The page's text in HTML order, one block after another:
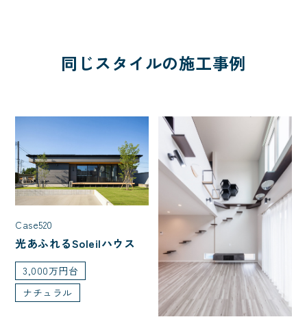
同じスタイルの施工事例
Case520
光あふれるSoleilハウス
3,000万円台
ナチュラル